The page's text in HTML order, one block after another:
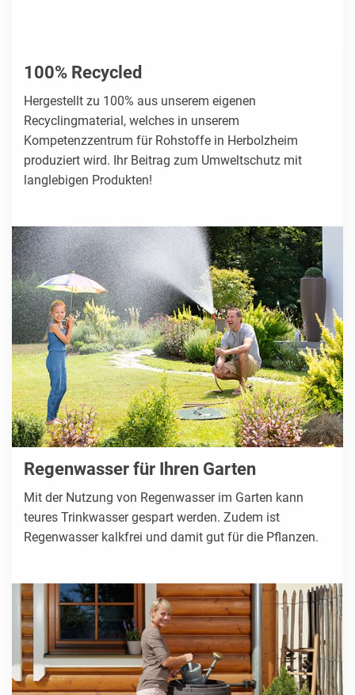
100% Recycled
Hergestellt zu 100% aus unserem eigenen
Recyclingmaterial, welches in unserem
Kompetenzzentrum für Rohstoffe in Herbolzheim
produziert wird. Ihr Beitrag zum Umweltschutz mit
langlebigen Produkten!
Regenwasser für Ihren Garten
Mit der Nutzung von Regenwasser im Garten kann
teures Trinkwasser gespart werden. Zudem ist
Regenwasser kalkfrei und damit gut für die Pflanzen.